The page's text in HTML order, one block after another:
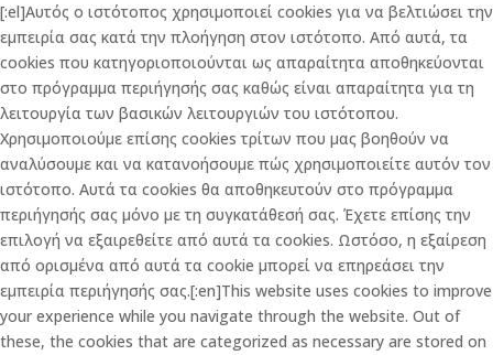
[:el]Αυτός ο ιστότοπος χρησιμοποιεί cookies για να βελτιώσει την
εμπειρία σας κατά την πλοήγηση στον ιστότοπο. Από αυτά, τα
cookies που κατηγοριοποιούνται ως απαραίτητα αποθηκεύονται
στο πρόγραμμα περιήγησής σας καθώς είναι απαραίτητα για τη
λειτουργία των βασικών λειτουργιών του ιστότοπου.
Χρησιμοποιούμε επίσης cookies τρίτων που μας βοηθούν να
αναλύσουμε και να κατανοήσουμε πώς χρησιμοποιείτε αυτόν τον
ιστότοπο. Αυτά τα cookies θα αποθηκευτούν στο πρόγραμμα
περιήγησής σας μόνο με τη συγκατάθεσή σας. Έχετε επίσης την
επιλογή να εξαιρεθείτε από αυτά τα cookies. Ωστόσο, η εξαίρεση
από ορισμένα από αυτά τα cookie μπορεί να επηρεάσει την
εμπειρία περιήγησής σας.[:en]This website uses cookies to improve
your experience while you navigate through the website. Out of
these, the cookies that are categorized as necessary are stored on